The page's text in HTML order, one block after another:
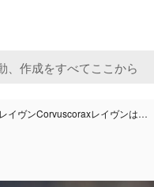
イヴンCorvuscoraxレイヴンは…